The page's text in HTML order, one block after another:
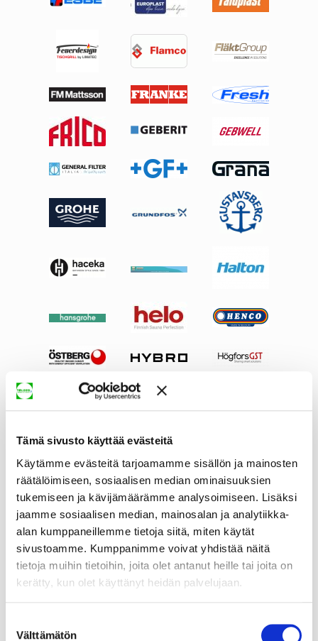
Tämä sivusto käyttää evästeitä
Käytämme evästeitä tarjoamamme sisällön ja mainosten
räätälöimiseen, sosiaalisen median ominaisuuksien
tukemiseen ja kävijämäärämme analysoimiseen. Lisäksi
jaamme sosiaalisen median, mainosalan ja analytiikka-
alan kumppaneillemme tietoja siitä, miten käytät
sivustoamme. Kumppanimme voivat yhdistää näitä
tietoja muihin tietoihin, joita olet antanut heille tai joita on
kerätty, kun olet käyttänyt heidän palvelujaan.
valinta
Välttämätön